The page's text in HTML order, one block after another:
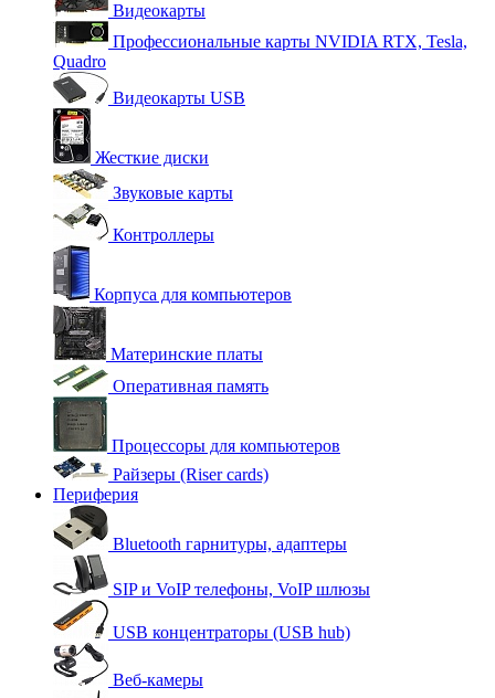
Видеокарты
Профессиональные карты NVIDIA RTX, Tesla,
Quadro
Видеокарты USB
Жесткие диски
Звуковые карты
Контроллеры
Корпуса для компьютеров
Материнские платы
Оперативная память
Процессоры для компьютеров
Райзеры (Riser cards)
Периферия
Bluetooth гарнитуры, адаптеры
SIP и VoIP телефоны, VoIP шлюзы
USB концентраторы (USB hub)
Веб-камеры